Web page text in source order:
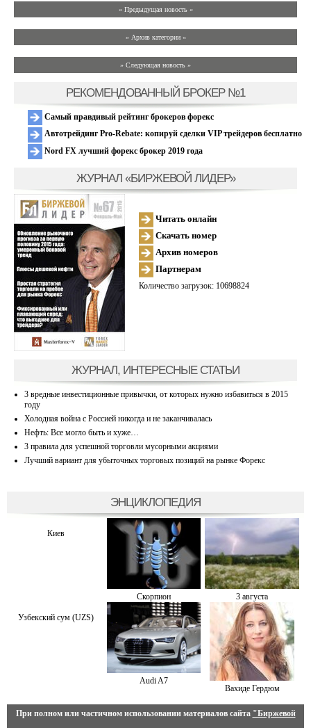
« Предыдущая новость «
» Архив категории «
» Следующая новость »
РЕКОМЕНДОВАННЫЙ БРОКЕР №1
Самый правдивый рейтинг брокеров форекс
Автотрейдинг Pro-Rebate: копируй сделки VIP трейдеров бесплатно
Nord FX лучший форекс брокер 2019 года
ЖУРНАЛ «БИРЖЕВОЙ ЛИДЕР»
Читать онлайн
Скачать номер
Архив номеров
Партнерам
Количество загрузок: 10698824
ЖУРНАЛ, ИНТЕРЕСНЫЕ СТАТЬИ
3 вредные инвестиционные привычки, от которых нужно избавиться в 2015
году
Холодная война с Россией никогда и не заканчивалась
Нефть: Все могло быть и хуже…
3 правила для успешной торговли мусорными акциями
Лучший вариант для убыточных торговых позиций на рынке Форекс
ЭНЦИКЛОПЕДИЯ
Киев
Скорпион 3 августа
Узбекский сум (UZS)
Audi A7
Вахиде Гердюм
При полном или частичном использовании материалов сайта "Биржевой